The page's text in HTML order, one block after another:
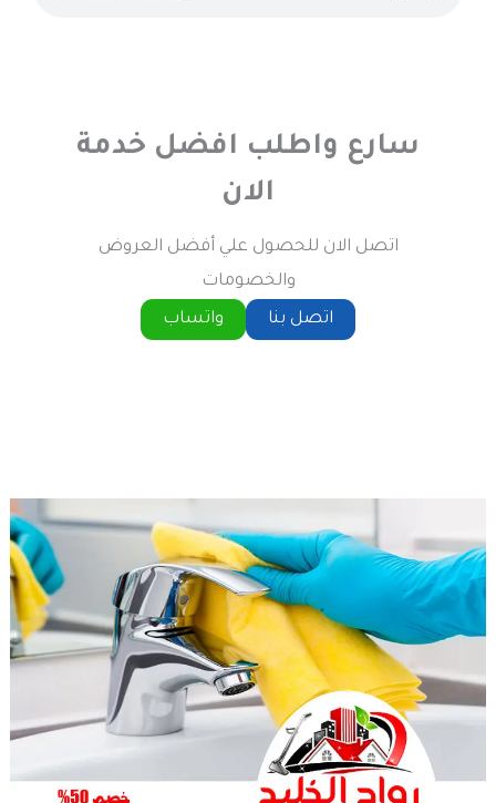
سارع واطلب افضل خدمة
الان
اتصل الان للحصول علي أفضل العروض
والخصومات
اتصل بنا
واتساب